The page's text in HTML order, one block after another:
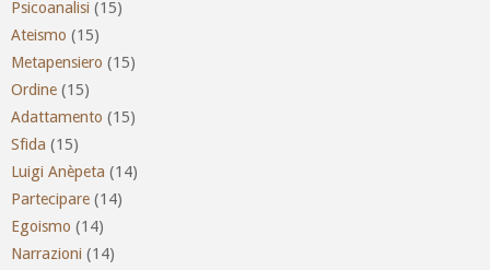
Psicoanalisi (15)
Ateismo (15)
Metapensiero (15)
Ordine (15)
Adattamento (15)
Sfida (15)
Luigi Anèpeta (14)
Partecipare (14)
Egoismo (14)
Narrazioni (14)